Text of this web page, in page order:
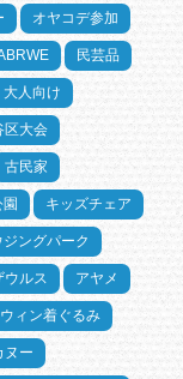
オヤコデ参加
民芸品
大人向け
区大会
古民家
園 キッズチェア
ングパーク
ウルス アヤメ
ィン着ぐるみ
ヌー